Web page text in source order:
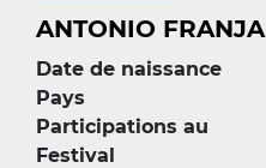
ANTONIO FRANJA
Date de naissance
Pays
Participations au
Festival